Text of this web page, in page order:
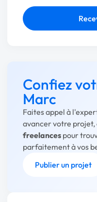
Confiez
Marc
Faites appel à
avancer votre projet,
freelances pour
parfaitement à vos
Publier un projet